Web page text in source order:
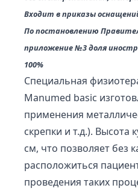
Входит в приказы
По постановлению
приложение №3 доля
100%
Специальная
Manumed basic
применения
скрепки и т.д.). Высота
см, что позволяет без
расположиться
проведения таких